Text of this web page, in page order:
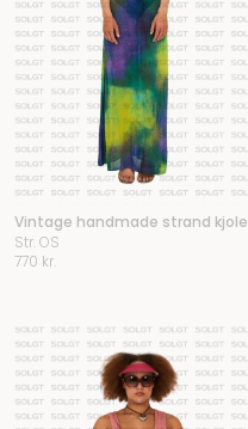
Vintage handmade strand kjole
Str. OS
770 kr.